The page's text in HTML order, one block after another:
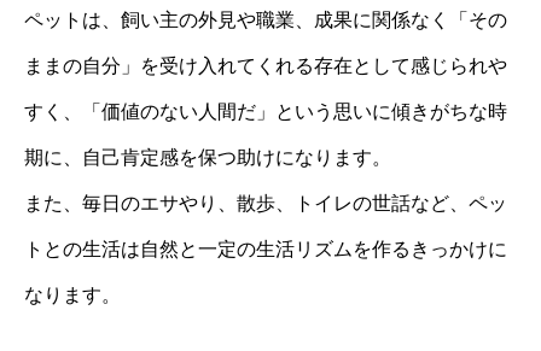
ペットは、飼い主の外見や職業、成果に関係なく「その
ままの自分」を受け入れてくれる存在として感じられや
すく、「価値のない人間だ」という思いに傾きがちな時
期に、自己肯定感を保つ助けになります。
また、毎日のエサやり、散歩、トイレの世話など、ペッ
トとの生活は自然と一定の生活リズムを作るきっかけに
なります。